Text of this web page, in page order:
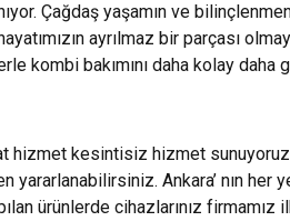
Çağdaş yaşamın ve
ayrılmaz bir parçası
kombi bakımını daha kolay daha
hizmet kesintisiz hizmet
yararlanabilirsiniz. Ankara’ nın
ürünlerde cihazlarınız firmamız